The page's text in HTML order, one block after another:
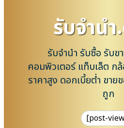
รับจํานํ
รับจำนำ รับซื้อ รับ
คอมพิวเตอร์ แท็บเล็ต ก
ราคาสูง ดอกเบี้ยต่ำ ขาย
ถูก
[post-